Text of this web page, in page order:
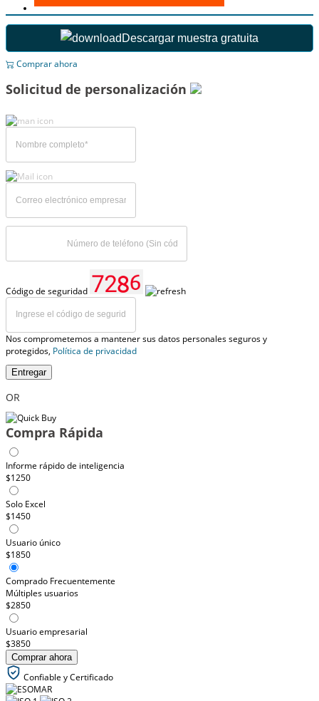
Descargar muestra gratuita
Comprar ahora
Solicitud de personalización
Código de seguridad
Nos comprometemos a mantener sus datos personales seguros y
protegidos, Política de privacidad
Entregar
OR
Compra Rápida
Informe rápido de inteligencia
$1250
Solo Excel
$1450
Usuario único
$1850
Comprado Frecuentemente
Múltiples usuarios
$2850
Usuario empresarial
$3850
Comprar ahora
Confiable y Certificado